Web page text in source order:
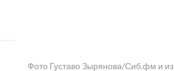
Фото Густаво Зырянова/Сиб.фм и из